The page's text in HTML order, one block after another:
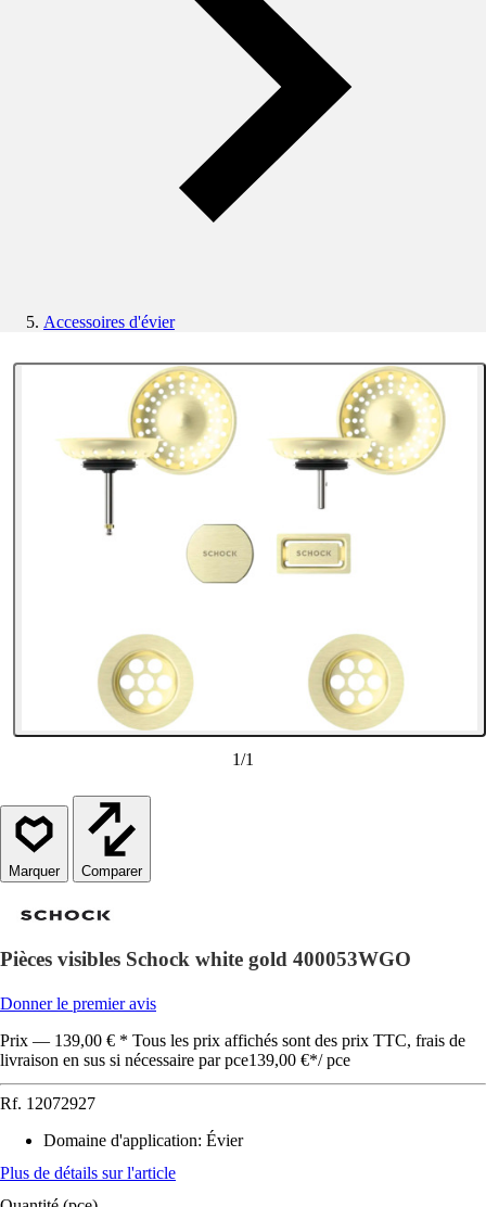
Accessoires d'évier
1/1
Comparer
Pièces visibles Schock white gold 400053WGO
Donner le premier avis
Prix — 139,00 € * Tous les prix affichés sont des prix TTC, frais de
livraison en sus si nécessaire par pce139,00 €*/ pce
Rf. 12072927
Domaine d'application: Évier
Plus de détails sur l'article